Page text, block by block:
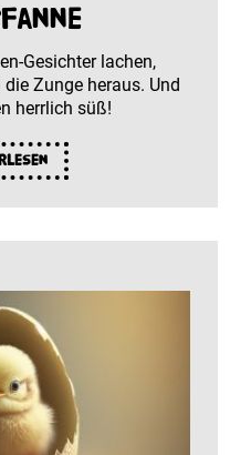
Gesichter lachen,
Zunge heraus. Und
herrlich süß!